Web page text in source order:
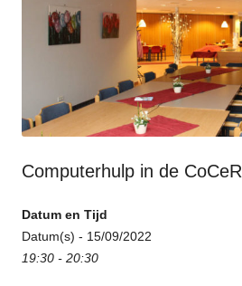
Computerhulp in de CoCeR
Datum en Tijd
Datum(s) - 15/09/2022
19:30 - 20:30